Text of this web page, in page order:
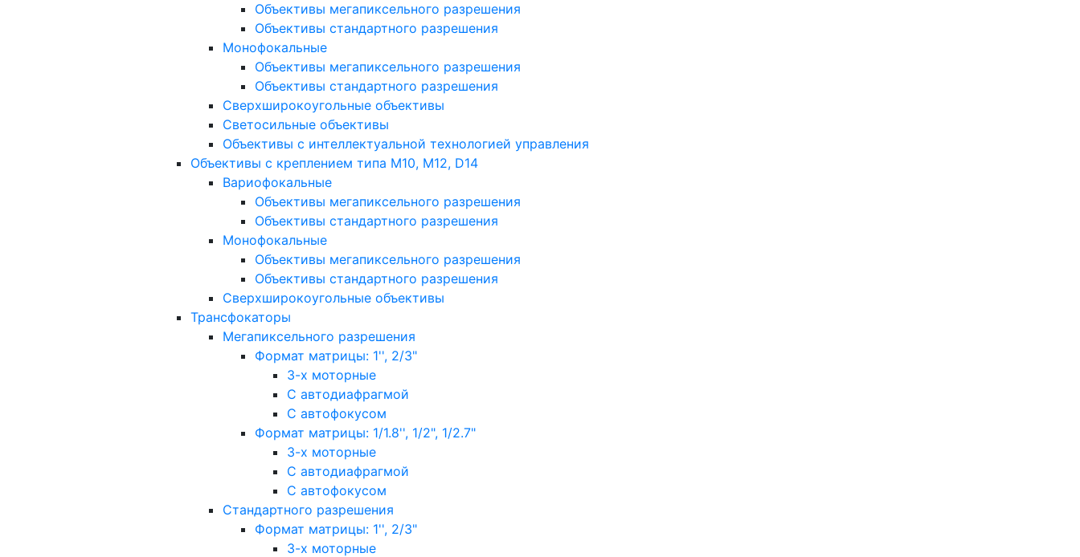
Объективы мегапиксельного разрешения
Объективы стандартного разрешения
Монофокальные
Объективы мегапиксельного разрешения
Объективы стандартного разрешения
Сверхширокоугольные объективы
Светосильные объективы
Объективы с интеллектуальной технологией управления
Объективы с креплением типа M10, M12, D14
Вариофокальные
Объективы мегапиксельного разрешения
Объективы стандартного разрешения
Монофокальные
Объективы мегапиксельного разрешения
Объективы стандартного разрешения
Сверхширокоугольные объективы
Трансфокаторы
Мегапиксельного разрешения
Формат матрицы: 1'', 2/3"
3-х моторные
С автодиафрагмой
С автофокусом
Формат матрицы: 1/1.8'', 1/2", 1/2.7"
3-х моторные
С автодиафрагмой
С автофокусом
Стандартного разрешения
Формат матрицы: 1'', 2/3"
3-х моторные